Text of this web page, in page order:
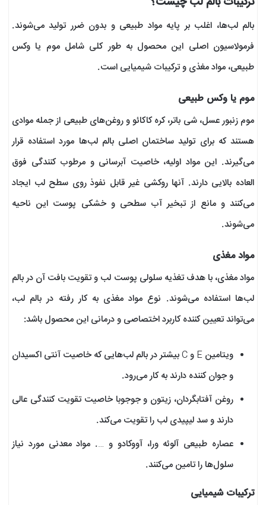
بالم لب‌ها، اغلب بر پایه مواد طبیعی و بدون ضرر تولید می‌شوند.
فرمولاسیون اصلی این محصول به طور کلی شامل موم یا وکس
طبیعی، مواد مغذی و ترکیبات شیمیایی است.
موم یا وکس طبیعی
موم زنبور عسل، شی باتر، کره کاکائو و روغن‌های طبیعی از جمله موادی
هستند که برای تولید ساختمان اصلی بالم لب‌ها مورد استفاده قرار
می‌گیرند. این مواد اولیه، خاصیت آبرسانی و مرطوب کنندگی فوق
العاده بالایی دارند. آنها روکشی غیر قابل نفوذ روی سطح لب ایجاد
می‌کنند و مانع از تبخیر آب سطحی و خشکی پوست این ناحیه
می‌شوند.
مواد مغذی
مواد مغذی، با هدف تغذیه سلولی پوست لب و تقویت بافت آن در بالم
لب‌ها استفاده می‌شوند. نوع مواد مغذی به کار رفته در بالم لب،
می‌تواند تعیین کننده کاربرد اختصاصی و درمانی این محصول باشد:
ویتامین E و C بیشتر در بالم لب‌هایی که خاصیت آنتی اکسیدان
و جوان کننده دارند به کار می‌رود.
روغن آفتابگردان، زیتون و جوجوبا خاصیت تقویت کنندگی عالی
دارند و سد لیپیدی لب را تقویت می‌کند.
عصاره طبیعی آلوئه ورا، آووکادو و …. مواد معدنی مورد نیاز
سلول‌ها را تامین می‌کنند.
ترکیبات شیمیایی